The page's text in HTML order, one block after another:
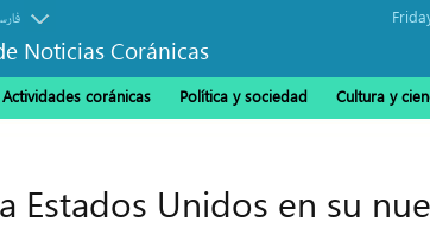
Noticias Coránicas
Actividades coránicas Política y sociedad Cultura y
Estados Unidos en su